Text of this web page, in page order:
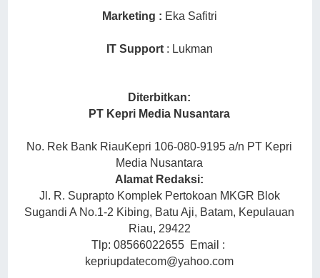
Marketing : Eka Safitri
IT Support: Lukman
Diterbitkan:
PT Kepri Media Nusantara
No. Rek Bank RiauKepri 106-080-9195 a/n PT Kepri
Media Nusantara
Alamat Redaksi:
Jl. R. Suprapto Komplek Pertokoan MKGR Blok
Sugandi A No.1-2 Kibing, Batu Aji, Batam, Kepulauan
Riau, 29422
Tlp: 08566022655 Email :
kepriupdatecom@yahoo.com